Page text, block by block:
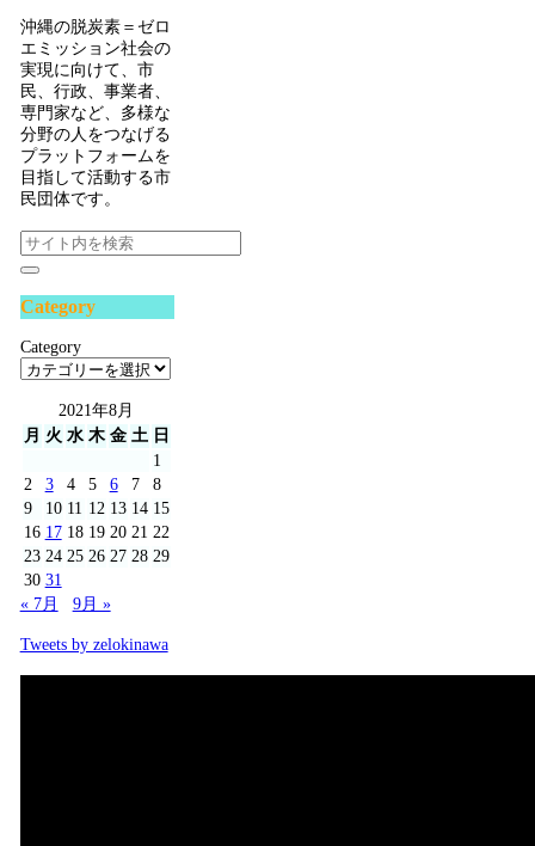
沖縄の脱炭素＝ゼロ
エミッション社会の
実現に向けて、市
民、行政、事業者、
専門家など、多様な
分野の人をつなげる
プラットフォームを
目指して活動する市
民団体です。
Category
Category
2021年8月
月 火 水 木 金 土 日
1
2
3 4 5 6 7
8
9
10 11 12 13 14 15
16 17 18 19 20 21 22
23 24 25 26 27 28 29
30 31
« 7月
9月 »
Tweets by zelokinawa